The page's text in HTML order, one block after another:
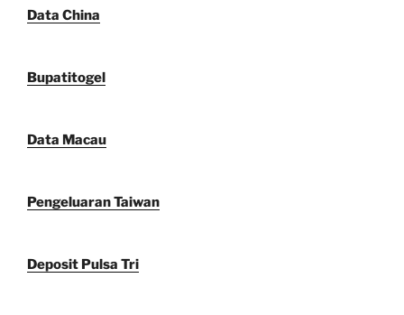
Data China
Bupatitogel
Data Macau
Pengeluaran Taiwan
Deposit Pulsa Tri